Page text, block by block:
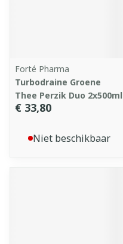
Forté Pharma
Turbodraine Groene
Thee Perzik Duo 2x500ml
€ 33,80
Niet beschikbaar